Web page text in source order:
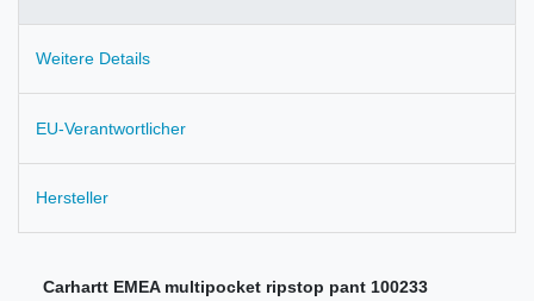
Weitere Details
EU-Verantwortlicher
Hersteller
Carhartt EMEA multipocket ripstop pant 100233